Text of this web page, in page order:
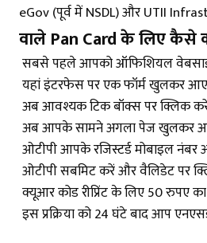
eGov (पूर्व में NSDL) और UTII
वाले Pan Card के लिए
सबसे पहले आपको ऑफिशियल
यहां इंटरफेस पर एक फॉर्म खुलकर
अब आवश्यक टिक बॉक्स पर क्लिक
अब आपके सामने अगला पेज खुलकर
ओटीपी आपके रजिस्टर्ड मोबाइल
ओटीपी सबमिट करें और वैलिडेट पर
क्यूआर कोड रीप्रिंट के लिए 50 रुपए
इस प्रक्रिया को 24 घंटे बाद आप